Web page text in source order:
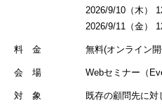
2026/9/10（木）
2026/9/11（金）
料 金 無料(オンライン
会 場 Webセミナー（
対 象
既存の顧問先に対